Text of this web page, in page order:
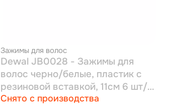
Зажимы для волос
Dewal JB0028 - Зажимы для
волос черно/белые, пластик с
резиновой вставкой, 11см 6 шт/
уп
Снято с производства